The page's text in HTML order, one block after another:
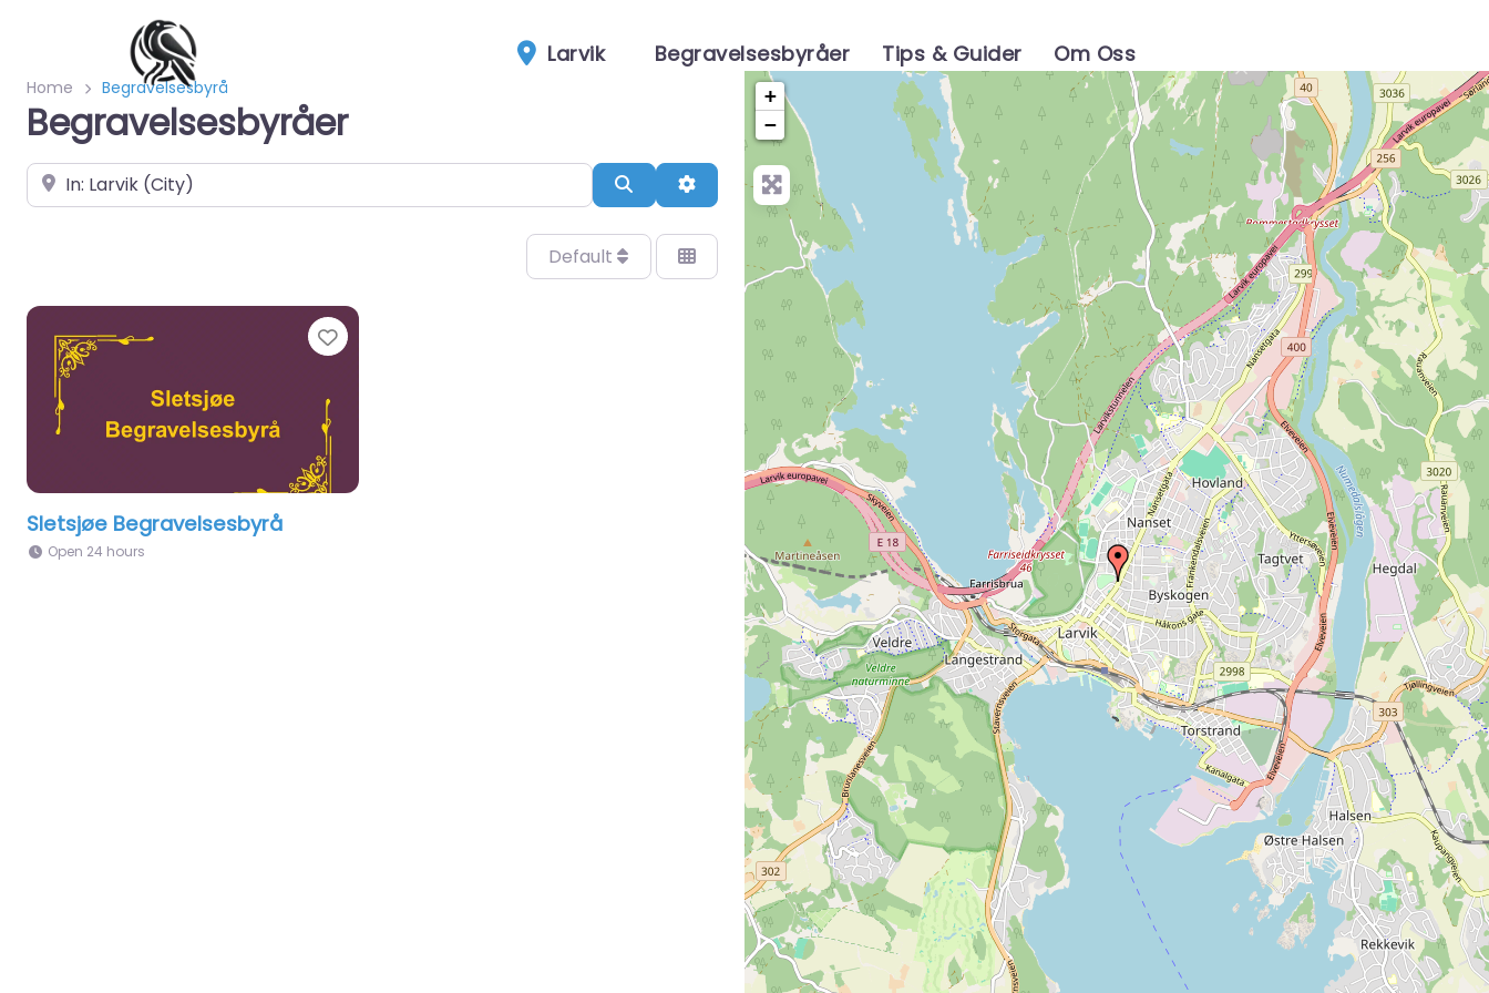
Larvik Begravelsesbyråer Tips & Guider Om Oss
Home Begravelsesbyrå
Begravelsesbyråer
Velg by/sted SearchAdvanced Filters
Default
Favorite
Sletsjøe Begravelsesbyrå
Open 24 hours
+
−